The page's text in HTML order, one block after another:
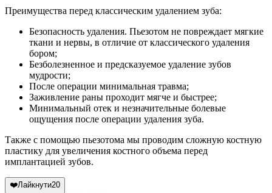
Преимущества перед классическим удалением зуба:
Безопасность удаления. Пьезотом не повреждает мягкие
ткани и нервы, в отличие от классического удаления
бором;
Безболезненное и предсказуемое удаление зубов
мудрости;
После операции минимальная травма;
Заживление раны проходит мягче и быстрее;
Минимальный отек и незначительные болевые
ощущения после операции удаления зуба.
Также с помощью пьезотома мы проводим сложную костную
пластику для увеличения костного объема перед
имплантацией зубов.
❤️Лайкнути20